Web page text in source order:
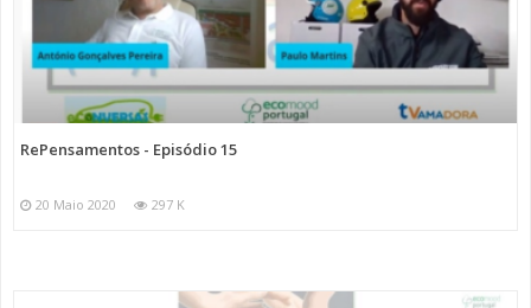
RePensamentos - Episódio 15
20 Maio 2020 297 K